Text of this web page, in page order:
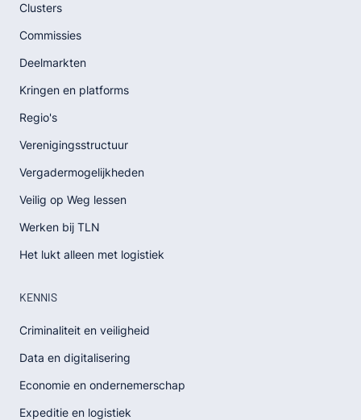
Clusters
Commissies
Deelmarkten
Kringen en platforms
Regio's
Verenigingsstructuur
Vergadermogelijkheden
Veilig op Weg lessen
Werken bij TLN
Het lukt alleen met logistiek
KENNIS
Criminaliteit en veiligheid
Data en digitalisering
Economie en ondernemerschap
Expeditie en logistiek